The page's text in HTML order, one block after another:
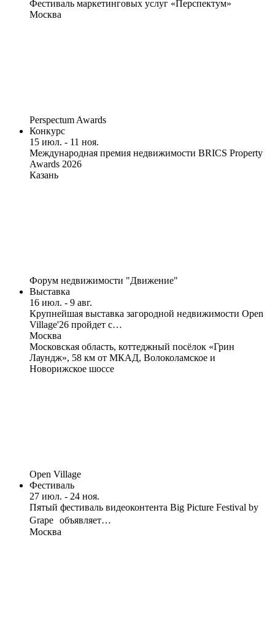
Фестиваль маркетинговых услуг «Перспектум»
Москва
Perspectum Awards
Конкурс
15 июл. - 11 ноя.
Международная премия недвижимости BRICS Property
Awards 2026
Казань
Форум недвижимости "Движение"
Выставка
16 июл. - 9 авг.
Крупнейшая выставка загородной недвижимости Open
Village'26 пройдет с…
Москва
Московская область, коттеджный посёлок «Грин
Лаундж», 58 км от МКАД, Волоколамское и
Новорижское шоссе
Open Village
Фестиваль
27 июл. - 24 ноя.
Пятый фестиваль видеоконтента Big Picture Festival by
Grape объявляет…
Москва